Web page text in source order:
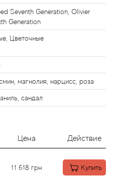
Seventh Generation, Olivier
Generation
Цветочные
магнолия, нарцисс, роза
сандал
Цена Действие
11 618 грн Купить